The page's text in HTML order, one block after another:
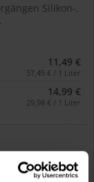
Silikon-,
11,49 €
57,45 € / 1 Liter
14,99 €
29,98 € / 1 Liter